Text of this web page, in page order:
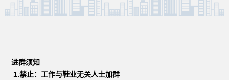
进群须知
1.禁止：工作与鞋业无关人士加群